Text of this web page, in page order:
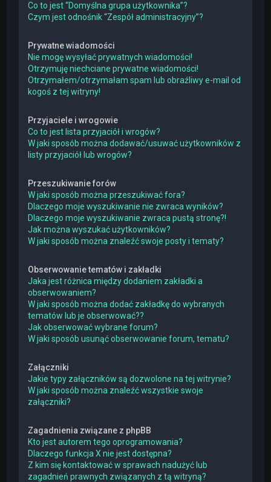
Co to jest “Domyślna grupa użytkownika”?
Czym jest odnośnik “Zespół administracyjny”?
Prywatne wiadomości
Nie mogę wysyłać prywatnych wiadomości!
Otrzymuję niechciane prywatne wiadomości!
Otrzymałem/otrzymałam spam lub obraźliwy e-mail od
kogoś z tej witryny!
Przyjaciele i wrogowie
Co to jest lista przyjaciół i wrogów?
W jaki sposób można dodawać/usuwać użytkowników z
listy przyjaciół lub wrogów?
Przeszukiwanie forów
W jaki sposób można przeszukiwać fora?
Dlaczego moje wyszukiwanie nie zwraca wyników?
Dlaczego moje wyszukiwanie zwraca pustą stronę?!
Jak można wyszukać użytkowników?
W jaki sposób można znaleźć swoje posty i tematy?
Obserwowanie tematów i zakładki
Jaka jest różnica między dodaniem zakładki a
obserwowaniem?
W jaki sposób można dodać zakładkę do wybranych
tematów lub je obserwować??
Jak obserwować wybrane forum?
W jaki sposób usunąć obserwowanie forum, tematu?
Załączniki
Jakie typy załączników są dozwolone na tej witrynie?
W jaki sposób można znaleźć wszystkie swoje
załączniki?
Zagadnienia związane z phpBB
Kto jest autorem tego oprogramowania?
Dlaczego funkcja X nie jest dostępna?
Z kim się kontaktować w sprawach nadużyć lub
zagadnień prawnych związanych z tą witryną?